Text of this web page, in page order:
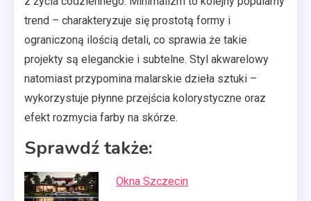
trend – charakteryzuje się prostotą formy i
ograniczoną ilością detali, co sprawia że takie
projekty są eleganckie i subtelne. Styl akwarelowy
natomiast przypomina malarskie dzieła sztuki –
wykorzystuje płynne przejścia kolorystyczne oraz
efekt rozmycia farby na skórze.
Sprawdź także:
Okna Szczecin